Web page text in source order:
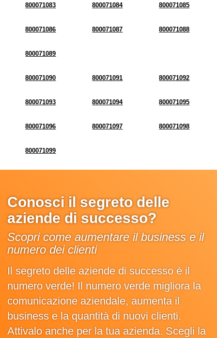
800071083 800071084 800071085
800071086 800071087 800071088
800071089
800071090 800071091 800071092
800071093 800071094 800071095
800071096 800071097 800071098
800071099
Conosci il segreto delle
aziende di successo?
Scopri come aumentare il business e il
numero dei clienti
Il segreto delle aziende di successo è il
numero verde! Il numero verde migliora la
comunicazione aziendale, aumenta il
business e la quantità di nuovi clienti.
Attivalo anche per la tua azienda. Scegli la